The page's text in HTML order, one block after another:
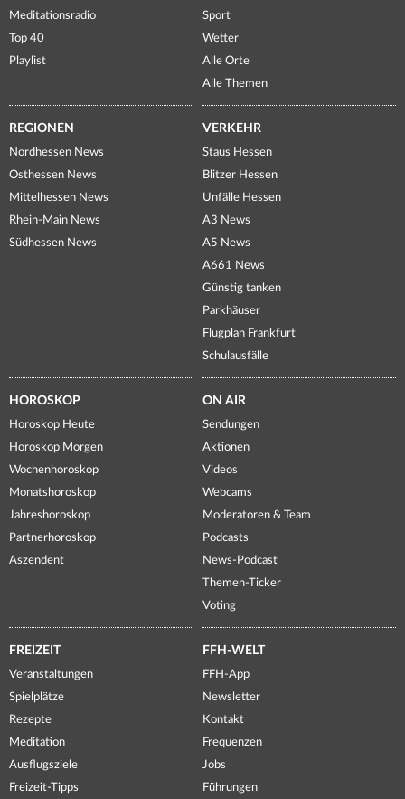
Meditationsradio
Top 40
Playlist
Sport
Wetter
Alle Orte
Alle Themen
REGIONEN
Nordhessen News
Osthessen News
Mittelhessen News
Rhein-Main News
Südhessen News
VERKEHR
Staus Hessen
Blitzer Hessen
Unfälle Hessen
A3 News
A5 News
A661 News
Günstig tanken
Parkhäuser
Flugplan Frankfurt
Schulausfälle
HOROSKOP
Horoskop Heute
Horoskop Morgen
Wochenhoroskop
Monatshoroskop
Jahreshoroskop
Partnerhoroskop
Aszendent
ON AIR
Sendungen
Aktionen
Videos
Webcams
Moderatoren & Team
Podcasts
News-Podcast
Themen-Ticker
Voting
FREIZEIT
Veranstaltungen
Spielplätze
Rezepte
Meditation
Ausflugsziele
Freizeit-Tipps
FFH-WELT
FFH-App
Newsletter
Kontakt
Frequenzen
Jobs
Führungen